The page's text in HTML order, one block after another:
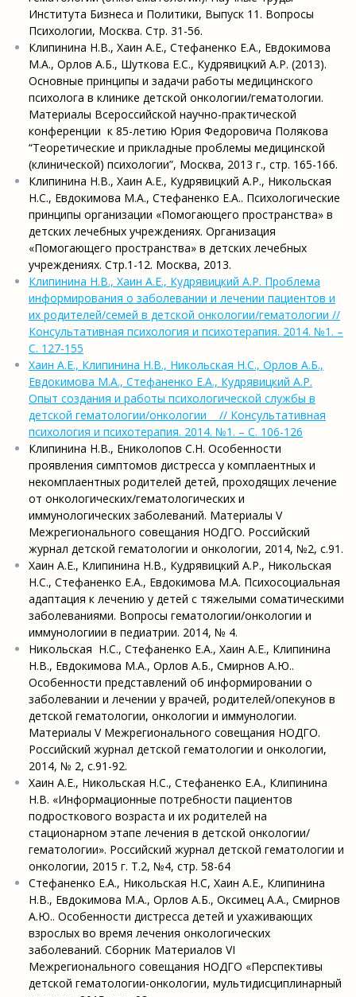
Института Бизнеса и Политики, Выпуск 11. Вопросы
Психологии, Москва. Стр. 31-56.
Клипинина Н.В., Хаин А.Е., Стефаненко Е.А., Евдокимова
М.А., Орлов А.Б., Шуткова Е.С., Кудрявицкий А.Р. (2013).
Основные принципы и задачи работы медицинского
психолога в клинике детской онкологии/гематологии.
Материалы Всероссийской научно-практической
конференции к 85-летию Юрия Федоровича Полякова
“Теоретические и прикладные проблемы медицинской
(клинической) психологии”, Москва, 2013 г., стр. 165-166.
Клипинина Н.В., Хаин А.Е., Кудрявицкий А.Р., Никольская
Н.С., Евдокимова М.А., Стефаненко Е.А.. Психологические
принципы организации «Помогающего пространства» в
детских лечебных учреждениях. Организация
«Помогающего пространства» в детских лечебных
учреждениях. Стр.1-12. Москва, 2013.
Клипинина Н.В., Хаин А.Е., Кудрявицкий А.Р. Проблема
информирования о заболевании и лечении пациентов и
их родителей/семей в детской онкологии/гематологии //
Консультативная психология и психотерапия. 2014. №1. –
С. 127-155
Хаин А.Е., Клипинина Н.В., Никольская Н.С., Орлов А.Б.,
Евдокимова М.А., Стефаненко Е.А., Кудрявицкий А.Р.
Опыт создания и работы психологической службы в
детской гематологии/онкологии // Консультативная
психология и психотерапия. 2014. №1. – С. 106-126
Клипинина Н.В., Ениколопов С.Н. Особенности
проявления симптомов дистресса у комплаентных и
некомплаентных родителей детей, проходящих лечение
от онкологических/гематологических и
иммунологических заболеваний. Материалы V
Межрегионального совещания НОДГО. Российский
журнал детской гематологии и онкологии, 2014, №2, с.91.
Хаин А.Е., Клипинина Н.В., Кудрявицкий А.Р., Никольская
Н.С., Стефаненко Е.А., Евдокимова М.А. Психосоциальная
адаптация к лечению у детей с тяжелыми соматическими
заболеваниями. Вопросы гематологии/онкологии и
иммунологиии в педиатрии. 2014, № 4.
Никольская Н.С., Стефаненко Е.А., Хаин А.Е., Клипинина
Н.В., Евдокимова М.А., Орлов А.Б., Смирнов А.Ю..
Особенности представлений об информировании о
заболевании и лечении у врачей, родителей/опекунов в
детской гематологии, онкологии и иммунологии.
Материалы V Межрегионального совещания НОДГО.
Российский журнал детской гематологии и онкологии,
2014, № 2, с.91-92.
Хаин А.Е., Никольская Н.С., Стефаненко Е.А., Клипинина
Н.В. «Информационные потребности пациентов
подросткового возраста и их родителей на
стационарном этапе лечения в детской онкологии/
гематологии». Российский журнал детской гематологии и
онкологии, 2015 г. Т.2, №4, стр. 58-64
Стефаненко Е.А., Никольская Н.С, Хаин А.Е., Клипинина
Н.В., Евдокимова М.А., Орлов А.Б., Оксимец А.А., Смирнов
А.Ю.. Особенности дистресса детей и ухаживающих
взрослых во время лечения онкологических
заболеваний. Сборник Материалов VI
Межрегионального совещания НОДГО «Перспективы
детской гематологии-онкологии, мультидисциплинарный